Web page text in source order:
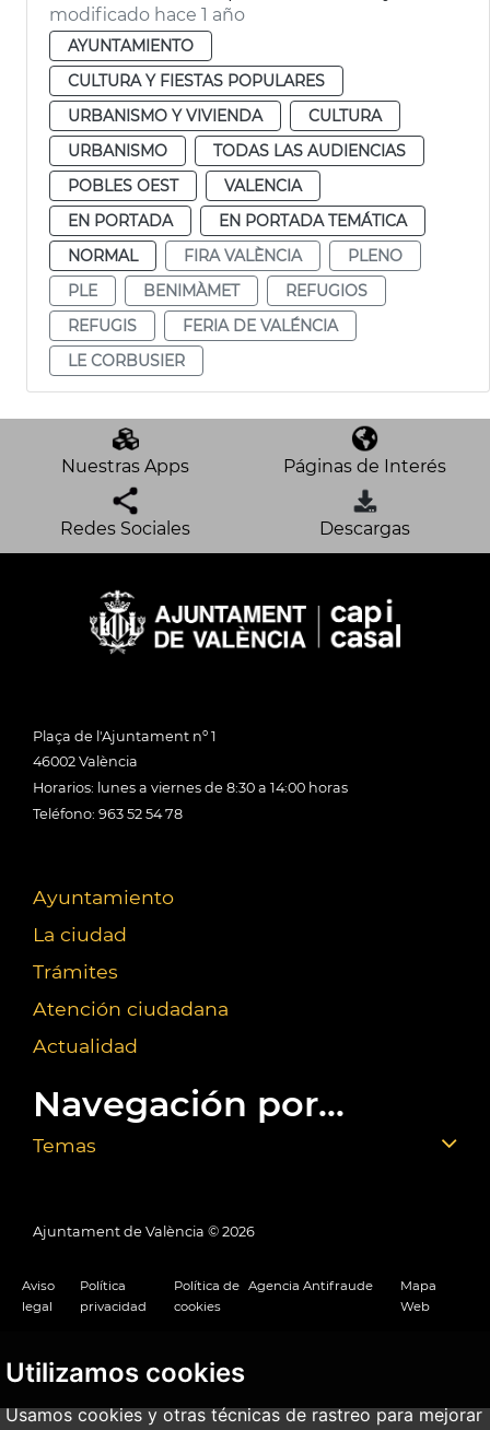
Utilizamos cookies
Usamos cookies y otras técnicas de rastreo para mejorar
modificado hace 1 año
AYUNTAMIENTO
CULTURA Y FIESTAS POPULARES
URBANISMO Y VIVIENDA
CULTURA
URBANISMO
TODAS LAS AUDIENCIAS
POBLES OEST
VALENCIA
EN PORTADA
EN PORTADA TEMÁTICA
NORMAL
FIRA VALÈNCIA
PLENO
PLE
BENIMÀMET
REFUGIOS
REFUGIS
FERIA DE VALÉNCIA
LE CORBUSIER
Nuestras Apps Páginas de Interés
Redes Sociales Descargas
Plaça de l'Ajuntament nº 1
46002 València
Horarios: lunes a viernes de 8:30 a 14:00 horas
Teléfono: 963 52 54 78
Ayuntamiento
La ciudad
Trámites
Atención ciudadana
Actualidad
Navegación por...
Temas
Ajuntament de València © 2026
Aviso
legal
Política
privacidad
Política de
cookies
Agencia Antifraude
Mapa
Web